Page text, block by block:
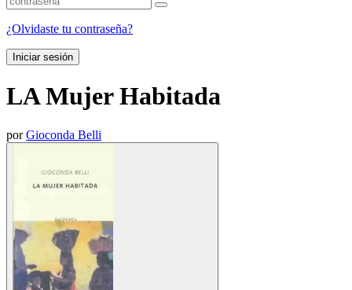
¿Olvidaste tu contraseña?
Iniciar sesión
LA Mujer Habitada
porGioconda Belli